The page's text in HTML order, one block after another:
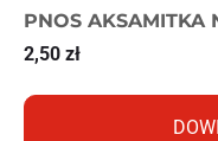
PNOS AKSAMITKA
2,50 zł